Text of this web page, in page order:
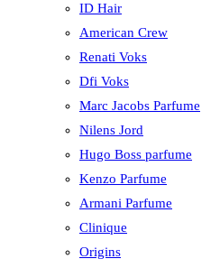
ID Hair
American Crew
Renati Voks
Dfi Voks
Marc Jacobs Parfume
Nilens Jord
Hugo Boss parfume
Kenzo Parfume
Armani Parfume
Clinique
Origins